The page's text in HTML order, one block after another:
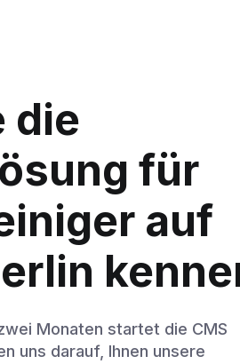
die
für
auf
Monaten startet die CMS
uns darauf, Ihnen unsere